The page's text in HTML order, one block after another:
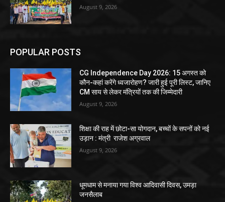
August 9, 2026
POPULAR POSTS
CG Independence Day 2026: 15 अगस्त को
कौन-कहां करेंगे ध्वजारोहण? जारी हुई पूरी लिस्ट, जानिए
CM साय से लेकर मंत्रियों तक की जिम्मेदारी
August 9, 2026
शिक्षा की राह में छोटा-सा योगदान, बच्चों के सपनों को नई
उड़ान : मंत्री राजेश अग्रवाल
August 9, 2026
धूमधाम से मनाया गया विश्व आदिवासी दिवस, उमड़ा
जनसैलाब